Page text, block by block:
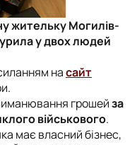
жительку Могилів-
у двох людей
насайт
грошейза
військового.
має власний бізнес,